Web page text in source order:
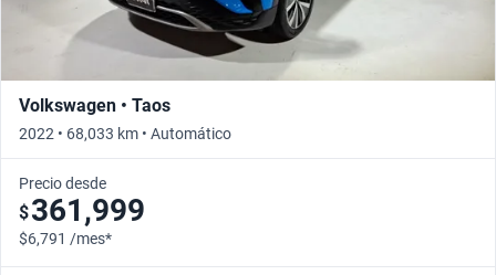
Volkswagen • Taos
2022 • 68,033 km • Automático
Precio desde
$361,999
$6,791 /mes*